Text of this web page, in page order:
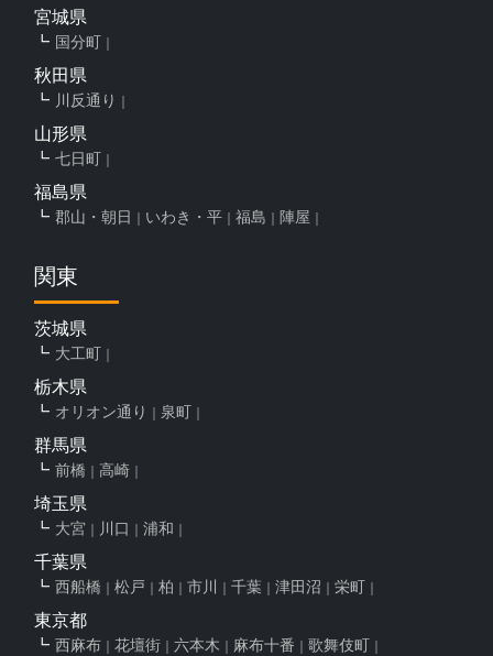
宮城県
国分町
秋田県
川反通り
山形県
七日町
福島県
郡山・朝日 いわき・平 福島 陣屋
関東
茨城県
大工町
栃木県
オリオン通り 泉町
群馬県
前橋 高崎
埼玉県
大宮 川口 浦和
千葉県
西船橋 松戸 柏 市川 千葉 津田沼 栄町
東京都
西麻布 花壇街 六本木 麻布十番 歌舞伎町